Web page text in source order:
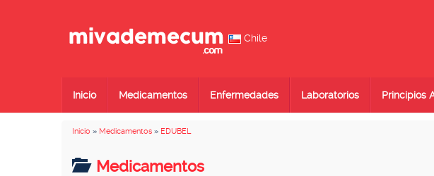
Chile
Inicio Medicamentos Enfermedades Laboratorios Principios
Inicio » Medicamentos » EDUBEL
Medicamentos